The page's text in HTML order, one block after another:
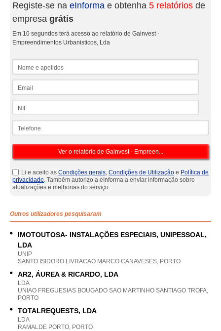
Registe-se na eInforma e obtenha 5 relatórios de
empresa grátis
Em 10 segundos terá acesso ao relatório de Gainvest -
Empreendimentos Urbanisticos, Lda
Li e aceito as Condições gerais, Condições de Utilização e Política de
privacidade. Também autorizo a eInforma a enviar informação sobre
atualizações e melhorias do serviço.
Outros utilizadores pesquisaram
IMOTOUTOSA- INSTALAÇÕES ESPECIAIS, UNIPESSOAL,
LDA
UNIP
SANTO ISIDORO LIVRACAO MARCO CANAVESES, PORTO
AR2, ÁUREA & RICARDO, LDA
LDA
UNIAO FREGUESIAS BOUGADO SAO MARTINHO SANTIAGO TROFA,
PORTO
TOTALREQUESTS, LDA
LDA
RAMALDE PORTO, PORTO